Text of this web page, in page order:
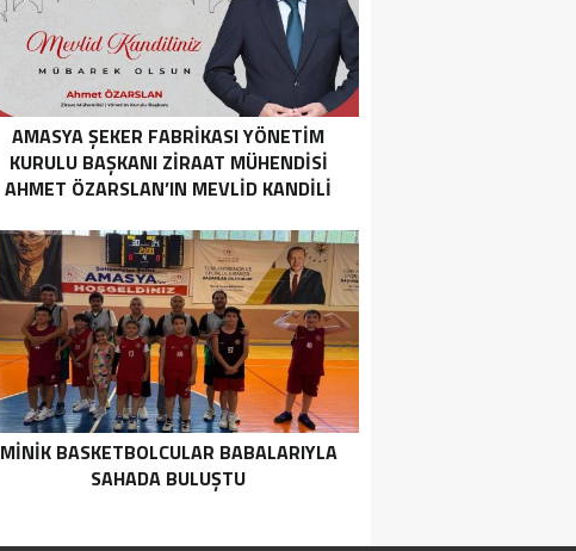
AMASYA ŞEKER FABRIKASI YÖNETIM
KURULU BAŞKANI ZIRAAT MÜHENDISI
AHMET ÖZARSLAN’IN MEVLID KANDILI
MINIK BASKETBOLCULAR BABALARIYLA
SAHADA BULUŞTU